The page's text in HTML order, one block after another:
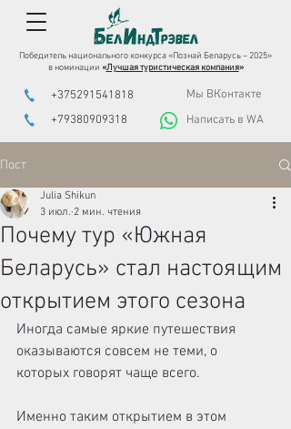
Победитель национального конкурса «Познай Беларусь – 2025»
в номинации «Лучшая туристическая компания»
+375291541818
Мы ВКонтакте
+79380909318
Написать в WA
Пост
Почему тур «Южная
Беларусь» стал настоящим
открытием этого сезона
Julia Shikun
3 июл. 2 мин. чтения
Иногда самые яркие путешествия
оказываются совсем не теми, о
которых говорят чаще всего.
Именно таким открытием в этом